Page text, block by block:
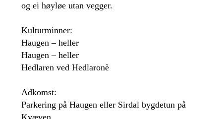
og ei høyløe utan vegger.
Kulturminner:
Haugen – heller
Haugen – heller
Hedlaren ved Hedlaronè
Adkomst:
Parkering på Haugen eller Sirdal bygdetun på
Kvæven.